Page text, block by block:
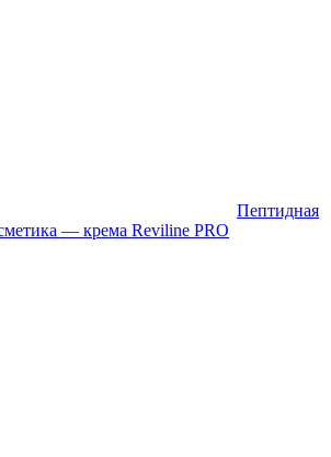
Пептидная
— крема Reviline PRO